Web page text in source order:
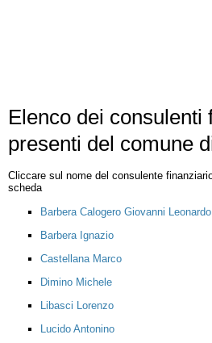
Elenco dei consulenti
presenti del comune
Cliccare sul nome del consulente
scheda
Barbera Calogero Giovanni Leonardo
Barbera Ignazio
Castellana Marco
Dimino Michele
Libasci Lorenzo
Lucido Antonino